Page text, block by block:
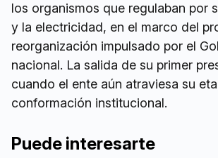
los organismos que regulaban por
y la electricidad, en el marco del
reorganización impulsado por el
nacional. La salida de su primer
cuando el ente aún atraviesa su
conformación institucional.
Puede interesarte